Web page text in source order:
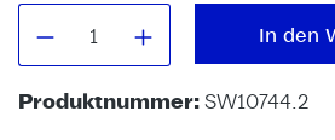
Produkt Anzahl: GibIn den
Produktnummer:SW10744.2